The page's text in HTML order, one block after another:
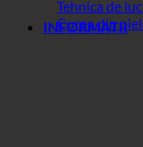
Tehnica de
Curea din
INFORMAȚII